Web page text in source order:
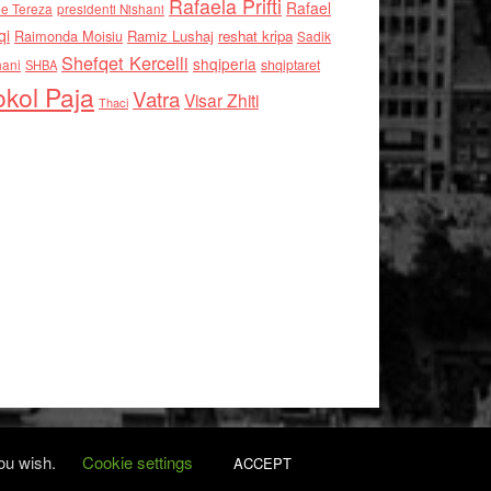
Tereza presidenti Nishani Rafaela Prifti Rafael
Raimonda Moisiu Ramiz Lushaj reshat kripa Sadik
SHBA Shefqet Kercelli shqiperia shqiptaret
Paja Thaci VatraVisar Zhiti
wish. Cookie settings ACCEPT